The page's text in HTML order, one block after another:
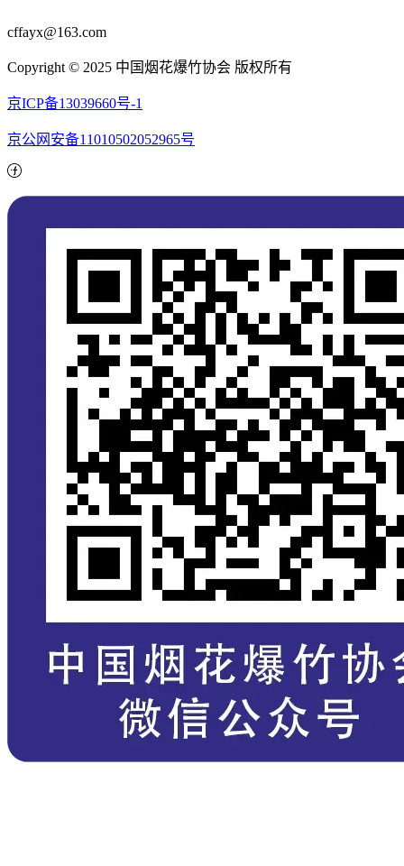
cffayx@163.com
Copyright © 2025 中国烟花爆竹协会 版权所有
京ICP备13039660号-1
京公网安备11010502052965号